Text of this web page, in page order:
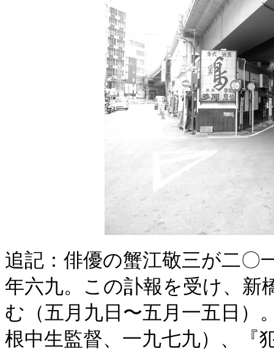
追記：俳優の蟹江敬三が二〇
年六九。この訃報を受け、新
む（五月九日〜五月一五日）
根中生監督、一九七九）、『